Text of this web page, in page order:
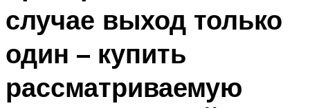
случае выход только
один – купить
рассматриваемую